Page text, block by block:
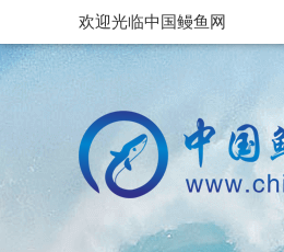
欢迎光临中国鳗鱼网